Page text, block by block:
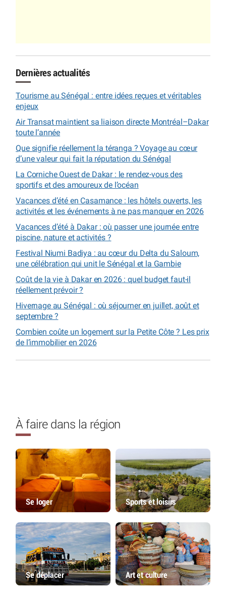
Dernières actualités
Tourisme au Sénégal : entre idées reçues et véritables
enjeux
Air Transat maintient sa liaison directe Montréal–Dakar
toute l’année
Que signifie réellement la téranga ? Voyage au cœur
d’une valeur qui fait la réputation du Sénégal
La Corniche Ouest de Dakar : le rendez-vous des
sportifs et des amoureux de l’océan
Vacances d’été en Casamance : les hôtels ouverts, les
activités et les événements à ne pas manquer en 2026
Vacances d’été à Dakar : où passer une journée entre
piscine, nature et activités ?
Festival Niumi Badiya : au cœur du Delta du Saloum,
une célébration qui unit le Sénégal et la Gambie
Coût de la vie à Dakar en 2026 : quel budget faut-il
réellement prévoir ?
Hivernage au Sénégal : où séjourner en juillet, août et
septembre ?
Combien coûte un logement sur la Petite Côte ? Les prix
de l’immobilier en 2026
À faire dans la région
Se loger Sports et loisirs
Se déplacer Art et culture